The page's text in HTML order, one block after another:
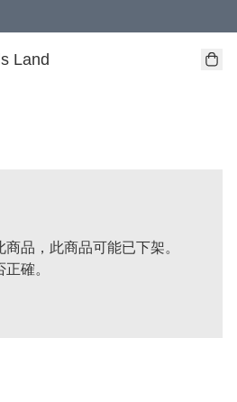
Land
品，此商品可能已下架。
確。